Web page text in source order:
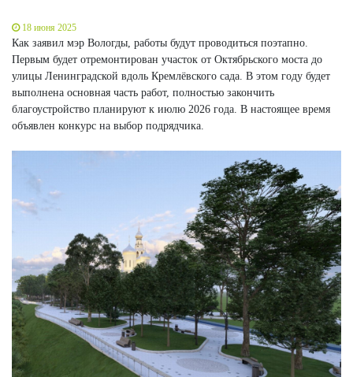
18 июня 2025
Как заявил мэр Вологды, работы будут проводиться поэтапно.
Первым будет отремонтирован участок от Октябрьского моста до
улицы Ленинградской вдоль Кремлёвского сада. В этом году будет
выполнена основная часть работ, полностью закончить
благоустройство планируют к июлю 2026 года. В настоящее время
объявлен конкурс на выбор подрядчика.